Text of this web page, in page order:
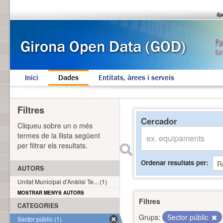
Inici Dades Entitats, àrees i serveis
Cercador
Ordenar resultats per
Filtres
Grups:
Sector públic
Filtres
Cliqueu sobre un o més
termes de la llista següent
per filtrar els resultats.
AUTORS
Unitat Municipal d'Anàlisi Te... (1)
MOSTRAR MENYS AUTORS
CATEGORIES
Sector públic (1)